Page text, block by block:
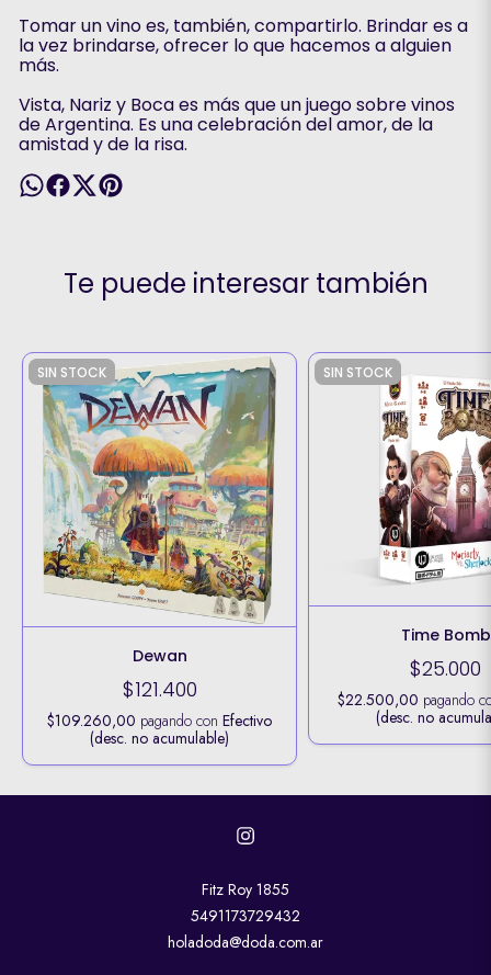
Tomar un vino es, también, compartirlo. Brindar es a
la vez brindarse, ofrecer lo que hacemos a alguien
más.
Vista, Nariz y Boca es más que un juego sobre vinos
de Argentina. Es una celebración del amor, de la
amistad y de la risa.
Te puede interesar también
SIN STOCK
Dewan
$121.400
$109.260,00 pagando conEfectivo
(desc. no acumulable)
SIN STOCK
Time Bomb
$25.000
$22.500,00 pagando
(desc. no
Fitz Roy 1855
5491173729432
holadoda@doda.com.ar